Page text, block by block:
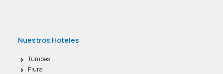
Nuestros Hoteles
Tumbes
Piura